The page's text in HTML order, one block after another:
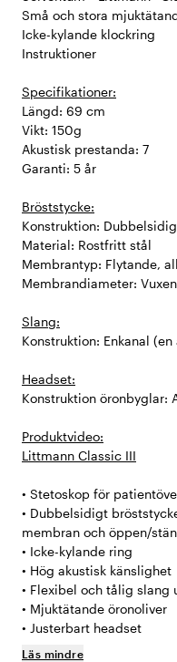
Små och stora
Icke-kylande klockring
Instruktioner
Specifikationer:
Längd: 69 cm
Vikt: 150g
Akustisk prestanda: 7
Garanti: 5 år
Bröststycke:
Konstruktion:
Material: Rostfritt stål
Membrantyp: Flytande,
Membrandiameter:
Slang:
Konstruktion: Enkanal
Headset:
Konstruktion öronbyglar:
Produktvideo:
Littmann Classic III
• Stetoskop för
• Dubbelsidigt
membran och öppen/
• Icke-kylande ring
• Hög akustisk känslighet
• Flexibel och tålig slang
• Mjuktätande öronoliver
• Justerbart headset
Läs mindre